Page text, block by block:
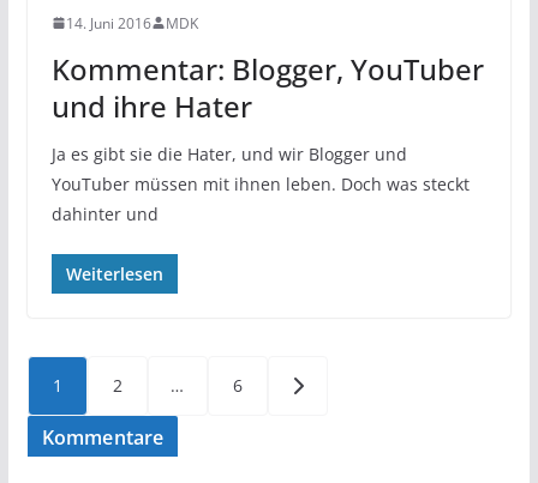
14. Juni 2016 MDK
Kommentar: Blogger, YouTuber
und ihre Hater
Ja es gibt sie die Hater, und wir Blogger und
YouTuber müssen mit ihnen leben. Doch was steckt
dahinter und
Weiterlesen
Seitennummerierung
der
1 2 … 6
Kommentare